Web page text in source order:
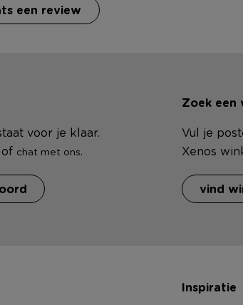
een review
voor je klaar.
of chat met ons.
Zoek een
Vul je
Xenos
vind
Inspiratie